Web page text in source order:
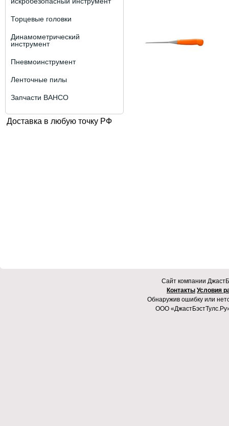
Торцевые головки
Динамометрический
инструмент
Пневмоинструмент
Ленточные пилы
Запчасти BAHCO
Доставка в любую точку РФ
Cайт компании
Контакты Условия
Обнаружив ошибку или
ООО